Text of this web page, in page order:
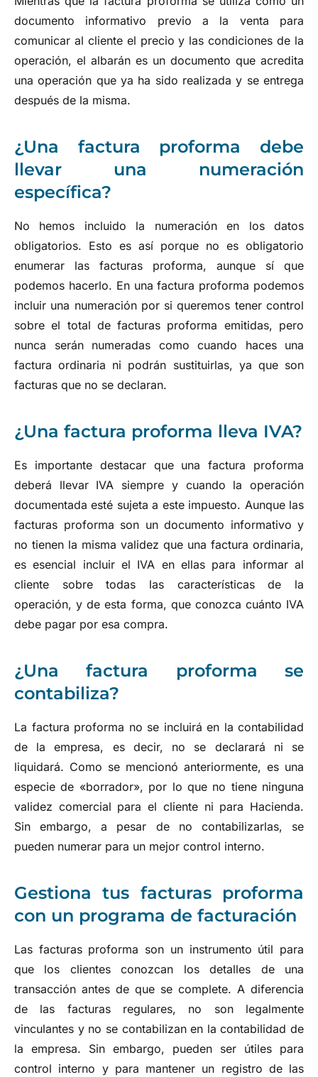
documento informativo previo a la venta para
comunicar al cliente el precio y las condiciones de la
operación, el albarán es un documento que acredita
una operación que ya ha sido realizada y se entrega
después de la misma.
¿Una factura proforma debe
llevar una numeración
específica?
No hemos incluido la numeración en los datos
obligatorios. Esto es así porque no es obligatorio
enumerar las facturas proforma, aunque sí que
podemos hacerlo. En una factura proforma podemos
incluir una numeración por si queremos tener control
sobre el total de facturas proforma emitidas, pero
nunca serán numeradas como cuando haces una
factura ordinaria ni podrán sustituirlas, ya que son
facturas que no se declaran.
¿Una factura proforma lleva IVA?
Es importante destacar que una factura proforma
deberá llevar IVA siempre y cuando la operación
documentada esté sujeta a este impuesto. Aunque las
facturas proforma son un documento informativo y
no tienen la misma validez que una factura ordinaria,
es esencial incluir el IVA en ellas para informar al
cliente sobre todas las características de la
operación, y de esta forma, que conozca cuánto IVA
debe pagar por esa compra.
¿Una factura proforma se
contabiliza?
La factura proforma no se incluirá en la contabilidad
de la empresa, es decir, no se declarará ni se
liquidará. Como se mencionó anteriormente, es una
especie de «borrador», por lo que no tiene ninguna
validez comercial para el cliente ni para Hacienda.
Sin embargo, a pesar de no contabilizarlas, se
pueden numerar para un mejor control interno.
Gestiona tus facturas proforma
con un programa de facturación
Las facturas proforma son un instrumento útil para
que los clientes conozcan los detalles de una
transacción antes de que se complete. A diferencia
de las facturas regulares, no son legalmente
vinculantes y no se contabilizan en la contabilidad de
la empresa. Sin embargo, pueden ser útiles para
control interno y para mantener un registro de las